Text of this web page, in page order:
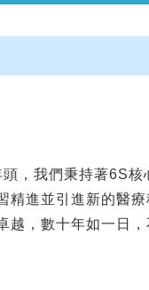
，我們秉持著6S核
精進並引進新的醫療
，數十年如一日，